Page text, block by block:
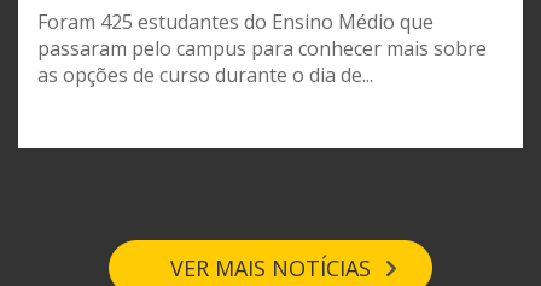
Foram 425 estudantes do Ensino Médio que
passaram pelo campus para conhecer mais sobre
as opções de curso durante o dia de...
VER MAIS NOTÍCIAS